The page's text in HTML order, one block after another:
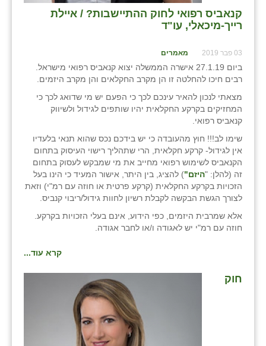
קנאביס רפואי לחוק ההתיישבות? / איילת
רייך-מיכאלי, עו"ד
03 פבר 2019 מאמרים
ביום 27.1.19 אישרה הממשלה יצוא קנאביס רפואי מישראל.
רבים חיכו להחלטה זו הן מקרב החקלאים והן מקרב היזמים.
מצאתי לנכון להאיר עינכם לכך כי הפעם יש מי שדואג לכך כי
המחזיקים בקרקע החקלאית יהיו שותפים לגידול ולשיווק
קנאביס רפואי.
שימו לב!!! חוץ מהעובדה כי יש בידכם נכס שהוא תנאי בלעדיו
אין לגידול- קרקע חקלאית, הרי שתהליך רישוי העיסוק בתחום
הקנאביס לשימוש רפואי מחייב את מי שמבקש לעסוק בתחום
זה (להלן: "היזם") להציג, בין היתר, אישור המעיד כי הינו בעל
הזכויות בקרקע החקלאית (קרקע פרטית או חוזה עם רמ"י) וזאת
לצורך הגשת הבקשה לקבלת רשיון לחוות גידול/ריבוי קנביס.
אלא שמרבית היזמים, כפי הידוע, אינם בעלי הזכויות בקרקע.
חוזה עם רמ"י יש לאגודה ו/או לחבר אגודה.
קרא עוד...
חוק
רימונים
רמות השבים
רמת הדר
שבי ציון
שדה ורבורג
שדה צבי
שדמה
שכניה
תלמי יוסף